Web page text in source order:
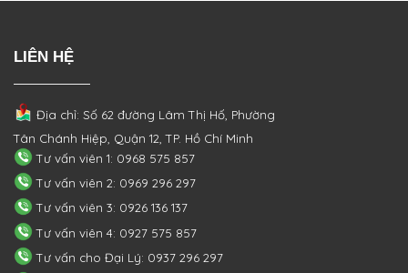
LIÊN HỆ
Địa chỉ: Số 62 đường Lâm Thị Hố, Phường
Tân Chánh Hiệp, Quận 12, TP. Hồ Chí Minh
Tư vấn viên 1: 0968 575 857
Tư vấn viên 2: 0969 296 297
Tư vấn viên 3: 0926 136 137
Tư vấn viên 4: 0927 575 857
Tư vấn cho Đại Lý: 0937 296 297